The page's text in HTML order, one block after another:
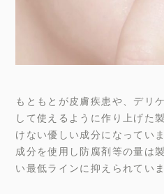
もともとが皮膚疾患や、デリ
して使えるように作り上げた
けない優しい成分になってい
成分を使用し防腐剤等の量は
い最低ラインに抑えられていま